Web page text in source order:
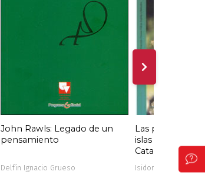
John Rawls: Legado de un
pensamiento
Delfín Ignacio Grueso
Las plantas y
islas de
Catalina
Isidoro Cabrera